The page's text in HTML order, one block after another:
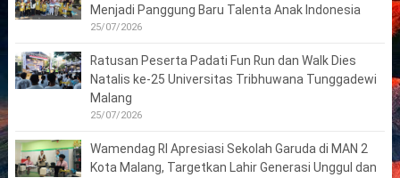
Menjadi Panggung Baru Talenta Anak Indonesia
25/07/2026
Ratusan Peserta Padati Fun Run dan Walk Dies
Natalis ke-25 Universitas Tribhuwana Tunggadewi
Malang
25/07/2026
Wamendag RI Apresiasi Sekolah Garuda di MAN 2
Kota Malang, Targetkan Lahir Generasi Unggul dan